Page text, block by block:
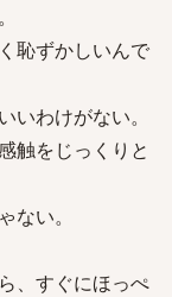
恥ずかしいんで
いわけがない。
触をじっくりと
い。
、すぐにほっぺ